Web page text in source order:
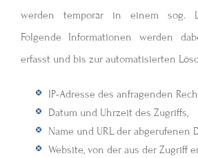
werden temporär in einem sog.
Folgende Informationen werden
erfasst und bis zur automatisierten
IP-Adresse des anfragenden
Datum und Uhrzeit des Zugriffs,
Name und URL der abgerufenen
Website, von der aus der Zugriff